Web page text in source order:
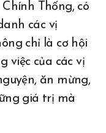
Thống, có
các vị
chỉ là cơ hội
việc của các vị
ăn mừng,
giá trị mà